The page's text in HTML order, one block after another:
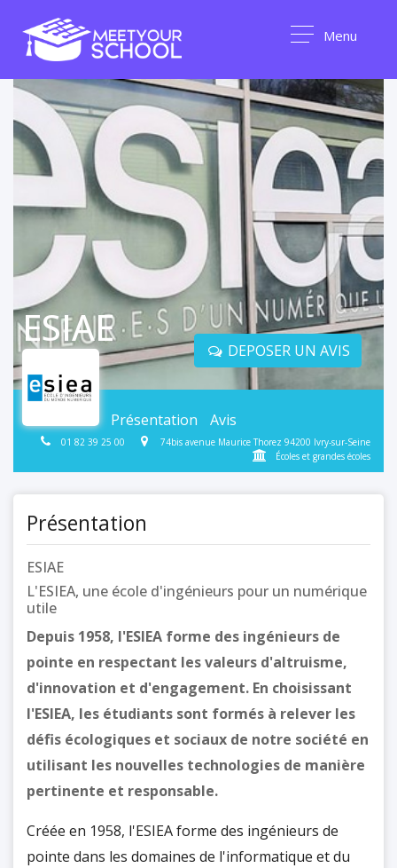
Menu
DEPOSER UN AVIS
ESIAE
Présentation Avis
01 82 39 25 00
74bis avenue Maurice Thorez 94200 Ivry-sur-Seine
Écoles et grandes écoles
Présentation
ESIAE
L'ESIEA, une école d'ingénieurs pour un numérique
utile
Depuis 1958, l'ESIEA forme des ingénieurs de
pointe en respectant les valeurs d'altruisme,
d'innovation et d'engagement. En choisissant
l'ESIEA, les étudiants sont formés à relever les
défis écologiques et sociaux de notre société en
utilisant les nouvelles technologies de manière
pertinente et responsable.
Créée en 1958, l'ESIEA forme des ingénieurs de
pointe dans les domaines de l'informatique et du